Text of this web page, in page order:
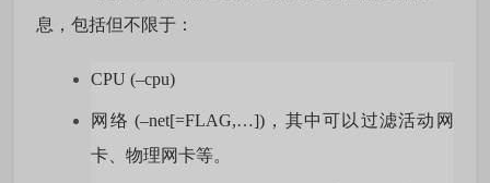
息，包括但不限于：
CPU (–cpu)
网络 (–net[=FLAG,…])，其中可以过滤活动网
卡、物理网卡等。